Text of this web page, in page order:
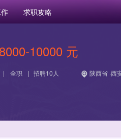
求职攻略
8000-10000 元
| 全职 | 招聘10人 陕西省 ·西